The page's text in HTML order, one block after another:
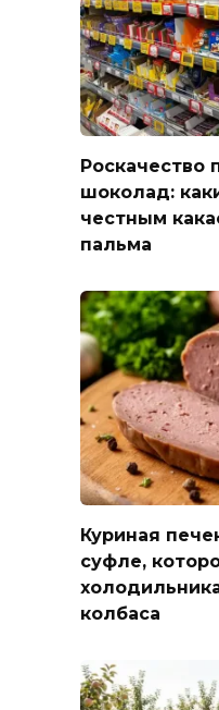
Роскачество
шоколад:
честным
пальма
Куриная
суфле,
колбаса